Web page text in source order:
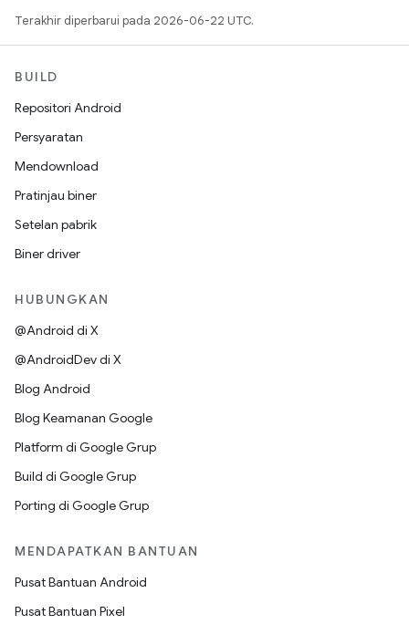
Terakhir diperbarui pada 2026-06-22 UTC.
BUILD
Repositori Android
Persyaratan
Mendownload
Pratinjau biner
Setelan pabrik
Biner driver
HUBUNGKAN
@Android di X
@AndroidDev di X
Blog Android
Blog Keamanan Google
Platform di Google Grup
Build di Google Grup
Porting di Google Grup
MENDAPATKAN BANTUAN
Pusat Bantuan Android
Pusat Bantuan Pixel